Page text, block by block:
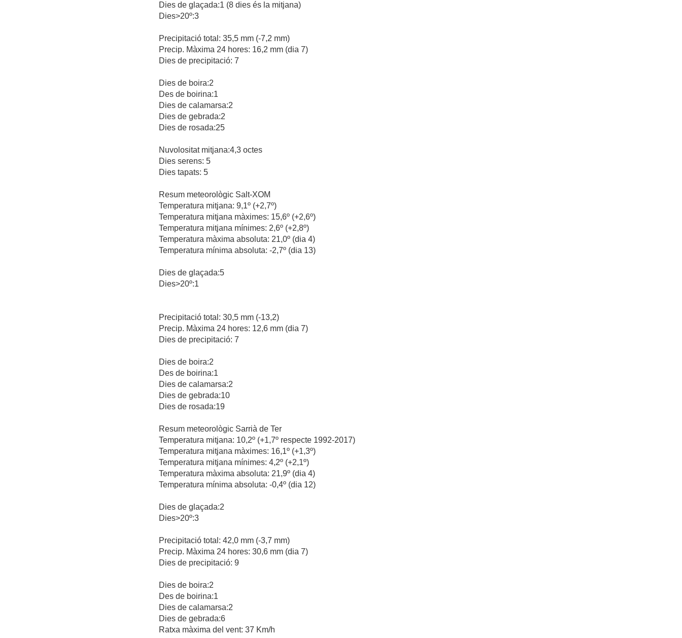
Dies de glaçada:1 (8 dies és la mitjana)
Dies>20º:3
Precipitació total: 35,5 mm (-7,2 mm)
Precip. Màxima 24 hores: 16,2 mm (dia 7)
Dies de precipitació: 7
Dies de boira:2
Des de boirina:1
Dies de calamarsa:2
Dies de gebrada:2
Dies de rosada:25
Nuvolositat mitjana:4,3 octes
Dies serens: 5
Dies tapats: 5
Resum meteorològic Salt-XOM
Temperatura mitjana: 9,1º (+2,7º)
Temperatura mitjana màximes: 15,6º (+2,6º)
Temperatura mitjana mínimes: 2,6º (+2,8º)
Temperatura màxima absoluta: 21,0º (dia 4)
Temperatura mínima absoluta: -2,7º (dia 13)
Dies de glaçada:5
Dies>20º:1
Precipitació total: 30,5 mm (-13,2)
Precip. Màxima 24 hores: 12,6 mm (dia 7)
Dies de precipitació: 7
Dies de boira:2
Des de boirina:1
Dies de calamarsa:2
Dies de gebrada:10
Dies de rosada:19
Resum meteorològic Sarrià de Ter
Temperatura mitjana: 10,2º (+1,7º respecte 1992-2017)
Temperatura mitjana màximes: 16,1º (+1,3º)
Temperatura mitjana mínimes: 4,2º (+2,1º)
Temperatura màxima absoluta: 21,9º (dia 4)
Temperatura mínima absoluta: -0,4º (dia 12)
Dies de glaçada:2
Dies>20º:3
Precipitació total: 42,0 mm (-3,7 mm)
Precip. Màxima 24 hores: 30,6 mm (dia 7)
Dies de precipitació: 9
Dies de boira:2
Des de boirina:1
Dies de calamarsa:2
Dies de gebrada:6
Ratxa màxima del vent: 37 Km/h